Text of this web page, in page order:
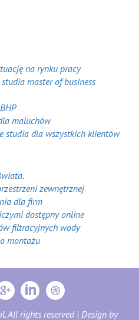
na rynku pracy
master of business
maluchów
studia dla wszystkich klientów
zewnętrznej
dla firm
dostępny online
filtracyjnych wody
montażu
All rights reserved | Design by